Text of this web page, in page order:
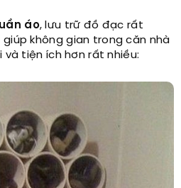
áo, lưu trữ đồ đạc rất
không gian trong căn nhà
tiện ích hơn rất nhiều: